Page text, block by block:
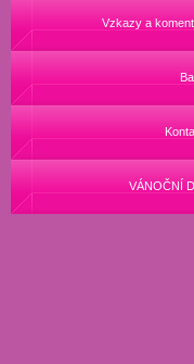
Vzkazy a
VÁNOČNÍ